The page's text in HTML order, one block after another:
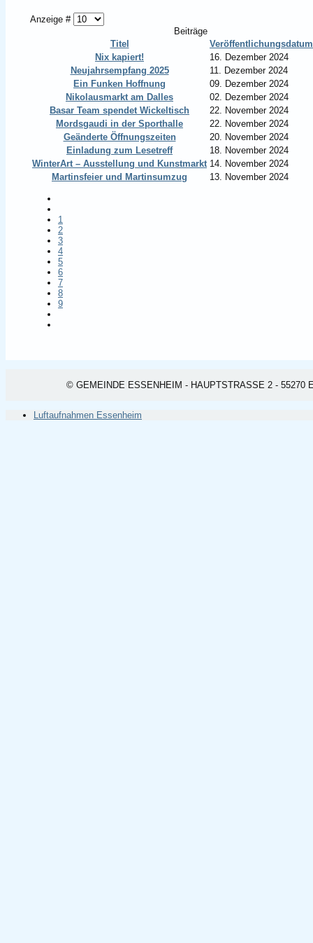
Anzeige #
Beiträge
Titel
Veröffentlichungsdatum
Nix kapiert!
16. Dezember 2024
Neujahrsempfang 2025
11. Dezember 2024
Ein Funken Hoffnung
09. Dezember 2024
Nikolausmarkt am Dalles
02. Dezember 2024
Basar Team spendet Wickeltisch
22. November 2024
Mordsgaudi in der Sporthalle
22. November 2024
Geänderte Öffnungszeiten
20. November 2024
Einladung zum Lesetreff
18. November 2024
WinterArt – Ausstellung und Kunstmarkt 14. November 2024
Martinsfeier und Martinsumzug
13. November 2024
1
2
3
4
5
6
7
8
9
© GEMEINDE ESSENHEIM - HAUPTSTRASSE 2 - 55270
Luftaufnahmen Essenheim